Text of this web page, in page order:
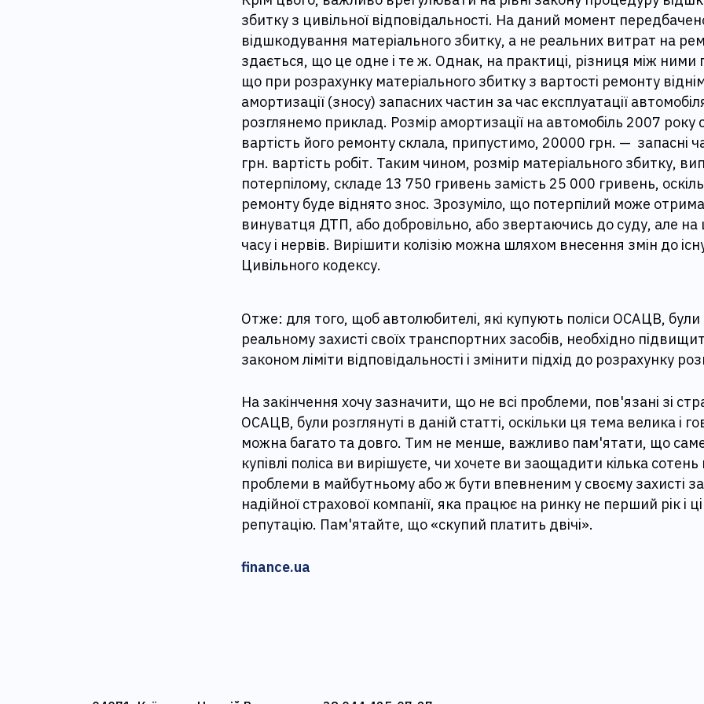
збитку з цивільної відповідальності. На даний момент
відшкодування матеріального збитку, а не реальних витрат на
здається, що це одне і те ж. Однак, на практиці, різниця між ними
що при розрахунку матеріального збитку з вартості ремонту
амортизації (зносу) запасних частин за час експлуатації
розглянемо приклад. Розмір амортизації на автомобіль 2007 року
вартість його ремонту склала, припустимо, 20000 грн. — запасні
грн. вартість робіт. Таким чином, розмір матеріального збитку,
потерпілому, складе 13 750 гривень замість 25 000 гривень,
ремонту буде віднято знос. Зрозуміло, що потерпілий може
винуватця ДТП, або добровільно, або звертаючись до суду, але на
часу і нервів. Вирішити колізію можна шляхом внесення змін до
Цивільного кодексу.
Отже: для того, щоб автолюбителі, які купують поліси ОСАЦВ, були
реальному захисті своїх транспортних засобів, необхідно
законом ліміти відповідальності і змінити підхід до розрахунку
На закінчення хочу зазначити, що не всі проблеми, пов'язані зі
ОСАЦВ, були розглянуті в даній статті, оскільки ця тема велика і
можна багато та довго. Тим не менше, важливо пам'ятати, що
купівлі поліса ви вирішуєте, чи хочете ви заощадити кілька
проблеми в майбутньому або ж бути впевненим у своєму захисті
надійної страхової компанії, яка працює на ринку не перший рік і
репутацію. Пам'ятайте, що «скупий платить двічі».
finance.ua